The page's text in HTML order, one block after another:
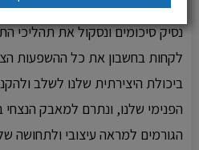
נסיק סיכומים ונסקול את תהליכי
לקחות בחשבון את כל ההשפעות
ביכולת היצירתית שלנו לשלב
הפנימי שלנו, ונתרם למאבק הנצחי
הגורמים למראה עיצובי